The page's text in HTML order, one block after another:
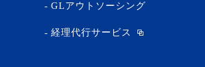
GLアウトソーシング
経理代行サービス